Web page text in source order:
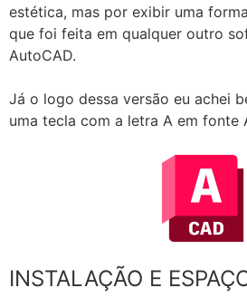
estética, mas por exibir uma
que foi feita em qualquer outro
AutoCAD.
Já o logo dessa versão eu achei
uma tecla com a letra A em fonte
INSTALAÇÃO E